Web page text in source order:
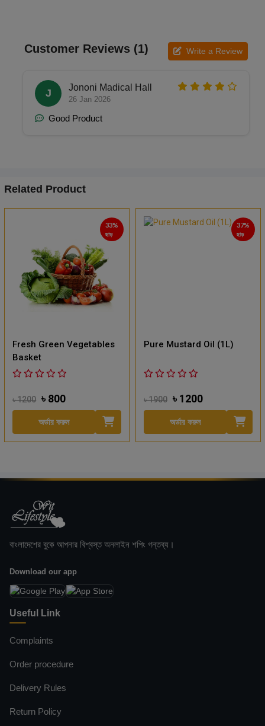
Customer Reviews (1) Write a Review
J Jononi Madical Hall
26 Jan 2026
Good Product
Related Product
33%
ছাড়
Fresh Green Vegetables
Basket
৳ 1200 ৳ 800
অর্ডার করুন
37%
ছাড়
Pure Mustard Oil (1L)
৳ 1900 ৳ 1200
অর্ডার করুন
বাংলাদেশের বুকে আপনার বিশ্বস্ত অনলাইন শপিং গন্তব্য।
Download our app
Useful Link
Complaints
Order procedure
Delivery Rules
Return Policy